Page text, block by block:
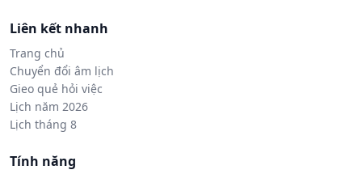
Liên kết nhanh
Trang chủ
Chuyển đổi âm lịch
Gieo quẻ hỏi việc
Lịch năm 2026
Lịch tháng 8
Tính năng